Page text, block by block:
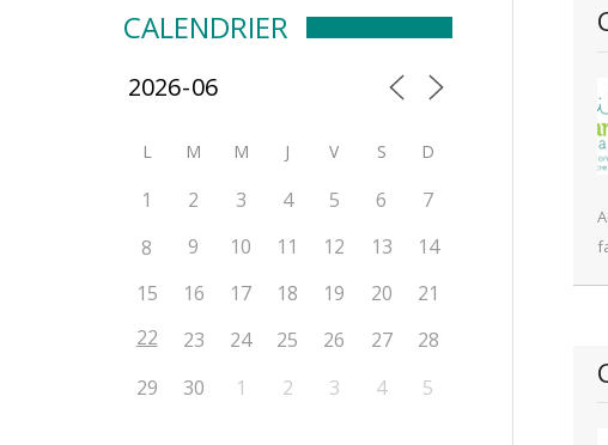
CALENDRIER
L M M J V S D
1 2 3 4 5 6
7
8
9 10 11 12 13
14
15
16 17 18 19 20
21
22
23 24 25 26 27
28
29
30 1 2 3 4 5